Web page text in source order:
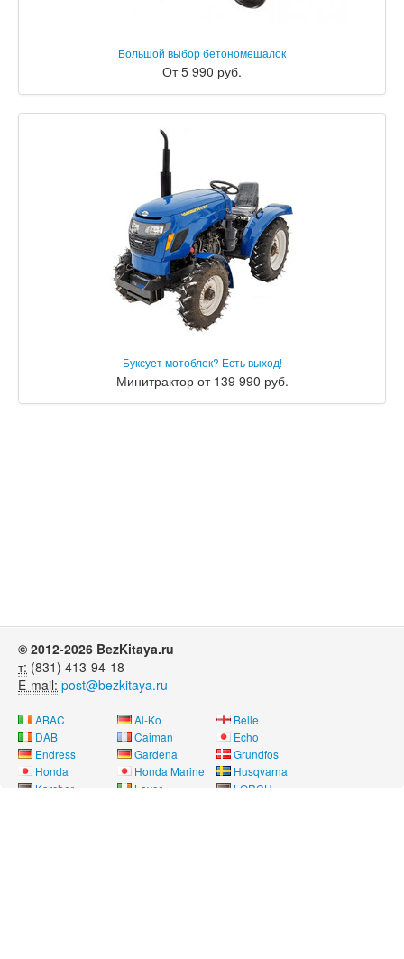
Большой выбор бетономешалок
От 5 990 руб.
Буксует мотоблок? Есть выход!
Минитрактор от 139 990 руб.
© 2012-2026 BezKitaya.ru
т: (831) 413-94-18
E-mail: post@bezkitaya.ru
ABAC Al-Ko
Belle
DAB
Caiman
Echo
Endress
Gardena
Grundfos
Honda
Honda Marine
Husqvarna
Karcher
Lavor
LORCH